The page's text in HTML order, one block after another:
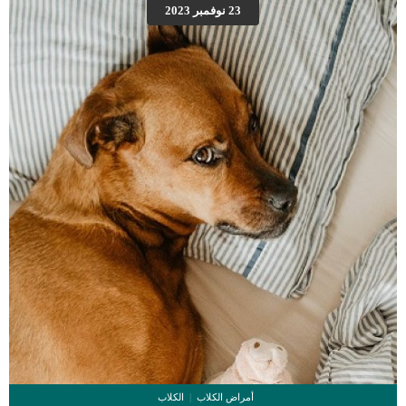
الكلاب ستحتاج هذه العملية الجراحية الى وضع الكلب تحت التخدير العام.بناء على ذلك
سيحتاج الكلب الى الخضوع الى بعض التحاليل والفحوصات الروتينية للتأكد من صحة
وسلامة الكلب وقدرته على تحمل التخدير.اعتمادًا على عمر الكلب وتكاثره وحالته ، قد
يستخدم […]
23 نوفمبر 2023
أمراض الكلاب الكلاب